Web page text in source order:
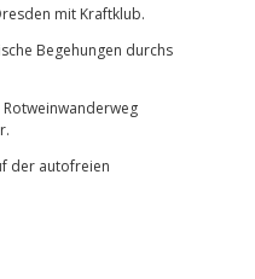
mit Kraftklub.
Begehungen durchs
der autofreien